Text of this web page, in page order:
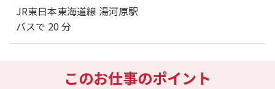
JR東日本東海道線 湯河原駅
バスで 20 分
このお仕事のポイント